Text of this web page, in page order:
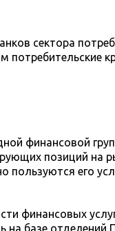
сектора
потребительские
финансовой
позиций на
пользуются его
финансовых
на базе отделений